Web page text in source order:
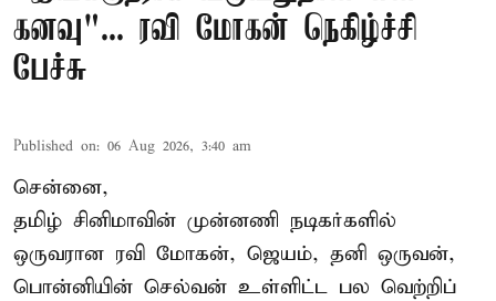
கனவு"... ரவி மோகன் நெகிழ்ச்சி
பேச்சு
Published on: 06 Aug 2026, 3:40 am
சென்னை,
தமிழ் சினிமாவின் முன்னணி நடிகர்களில்
ஒருவரான ரவி மோகன், ஜெயம், தனி ஒருவன்,
பொன்னியின் செல்வன் உள்ளிட்ட பல வெற்றிப்